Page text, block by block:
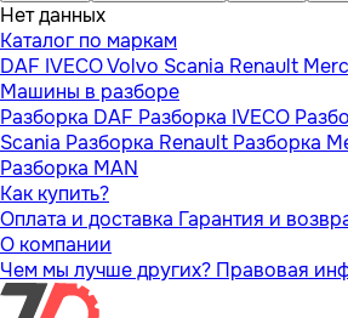
Нет данных
Каталог по маркам
DAF IVECOVolvo Scania Renault
Машины в разборе
Разборка DAF Разборка IVECO
Scania Разборка Renault Разборка
Разборка MAN
Как купить?
Оплата и доставка Гарантия и
О компании
Чем мы лучше других? Правовая